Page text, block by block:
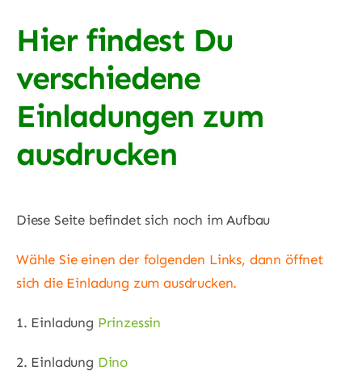
Ferienangebote
Kontakt
Hier findest Du
verschiedene
Einladungen zum
ausdrucken
Diese Seite befindet sich noch im Aufbau
Wähle Sie einen der folgenden Links, dann öffnet
sich die Einladung zum ausdrucken.
1. Einladung Prinzessin
2. Einladung Dino